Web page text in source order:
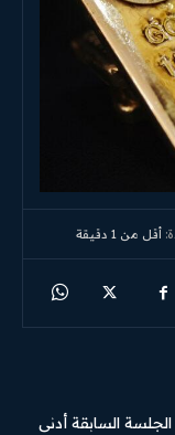
أقل من 1 دقيقة
السابقة أدنى